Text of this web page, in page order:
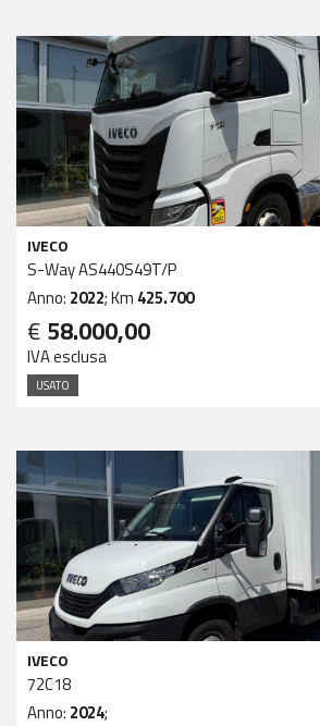
IVECO
S-Way AS440S49T/P
Anno: 2022; Km 425.700
€ 58.000,00
IVA esclusa
USATO
IVECO
72C18
Anno: 2024;